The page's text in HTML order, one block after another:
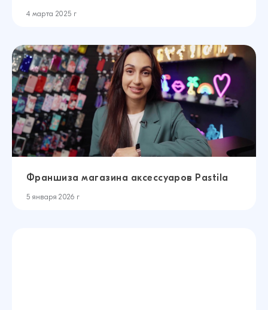
4 марта 2025 г
Франшиза магазина аксессуаров Pastila
5 января 2026 г